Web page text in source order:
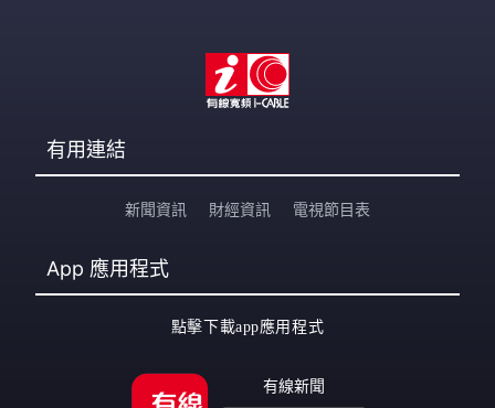
有用連結
新聞資訊 財經資訊 電視節目表
App 應用程式
點擊下載app應用程式
有線新聞